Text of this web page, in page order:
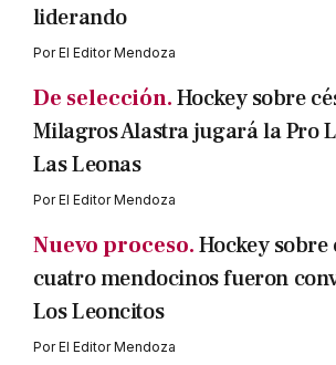
liderando
PorEl Editor Mendoza
De selección.Hockey sobre
Milagros Alastra jugará la Pro
Las Leonas
PorEl Editor Mendoza
Nuevo proceso.Hockey sobre
cuatro mendocinos fueron
Los Leoncitos
PorEl Editor Mendoza